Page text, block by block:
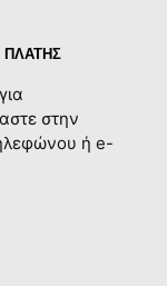
ΠΛΑΤΗΣ
στην
ή e-